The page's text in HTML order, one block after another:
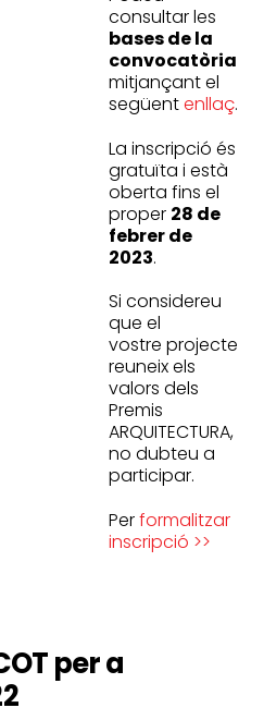
consultar les
bases de la
convocatòria
mitjançant el
següentenllaç.
La inscripció és
gratuïta i està
oberta fins el
proper 28 de
febrer de
2023.
Si considereu
que el
vostre projecte
reuneix els
valors dels
Premis
ARQUITECTURA,
no dubteu a
participar.
Performalitzar
inscripció >>
per a